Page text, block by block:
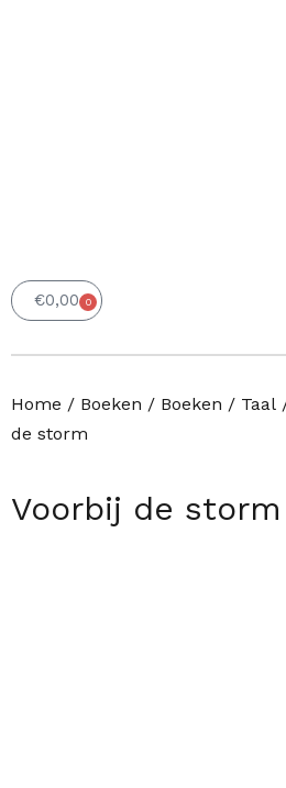
€0,00 0
Winkelwagen
Home / Boeken / Boeken / Taal
de storm
Voorbij de storm